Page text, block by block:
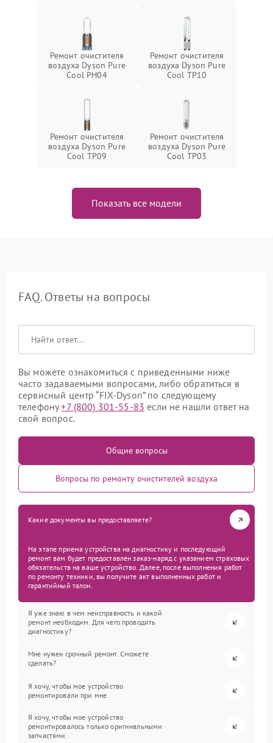
Ремонт очистителя
воздуха Dyson Pure
Cool PH04
Ремонт очистителя
воздуха Dyson Pure
Cool TP10
Ремонт очистителя
воздуха Dyson Pure
Cool TP09
Ремонт очистителя
воздуха Dyson Pure
Cool TP03
Показать все модели
FAQ. Ответы на вопросы
Вы можете ознакомиться с приведенными ниже
часто задаваемыми вопросами, либо обратиться в
сервисный центр “FIX-Dyson” по следующему
телефону+7 (800) 301-55-83 если не нашли ответ на
свой вопрос.
Общие вопросы
Вопросы по ремонту очистителей воздуха
Какие документы вы предоставляете?
На этапе приема устройства на диагностику и последующий
ремонт вам будет предоставлен заказ-наряд с указанием страховых
обязательств на ваше устройство. Далее, после выполнения работ
по ремонту техники, вы получите акт выполненных работ и
гарантийный талон.
Я уже знаю в чем неисправность и какой
ремонт необходим. Для чего проводить
диагностику?
Мне нужен срочный ремонт. Сможете
сделать?
Я хочу, чтобы мое устройство
ремонтировали при мне.
Я хочу, чтобы мое устройство
ремонтировалось только оригинальными
запчастями.